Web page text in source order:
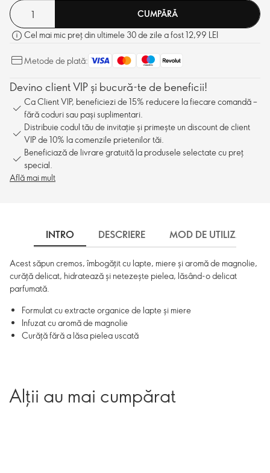
CUMPĂRĂ
Cel mai mic preț din ultimele 30 de zile a fost 12,99 LEI
Metode de plată:
Devino client VIP și bucură-te de beneficii!
Ca Client VIP, beneficiezi de 15% reducere la fiecare comandă –
fără coduri sau pași suplimentari.
Distribuie codul tău de invitație și primește un discount de client
VIP de 10% la comenzile prietenilor tăi.
Beneficiază de livrare gratuită la produsele selectate cu preț
special.
Află mai mult
INTRO DESCRIERE MOD DE UTILIZARE
Acest săpun cremos, îmbogățit cu lapte, miere și aromă de magnolie,
curăță delicat, hidratează și netezește pielea, lăsând-o delicat
parfumată.
Formulat cu extracte organice de lapte și miere
Infuzat cu aromă de magnolie
Curăță fără a lăsa pielea uscată
Alții au mai cumpărat